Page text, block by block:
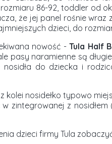
86-92, toddler od
że jej panel rośnie wraz
dzieci, do
nowość -Tula Half
pasy naramienne są
do dziecka i
z kolei nosidełko typowo
zintegrowanej z
dzieci firmy Tula